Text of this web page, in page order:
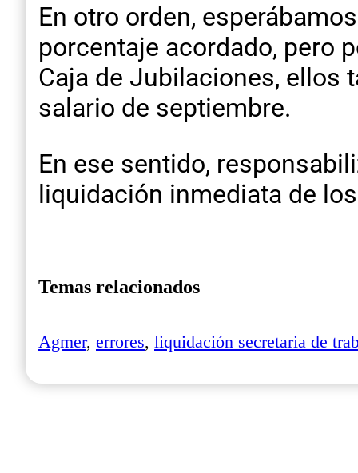
En otro orden,
porcentaje acordado, pero
Caja de Jubilaciones, ellos
salario de septiembre.
En ese sentido,
liquidación inmediata de
Temas relacionados
Agmer, errores, liquidación secretaria de